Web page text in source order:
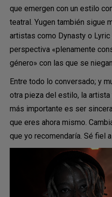
que emergen con un estilo
teatral. Yugen también sigue
artistas como Dynasty o Lyric
perspectiva «plenamente
género» con las que se
Entre todo lo conversado; y
otra pieza del estilo, la
más importante es ser
que eres ahora mismo.
que yo recomendaría. Sé fiel